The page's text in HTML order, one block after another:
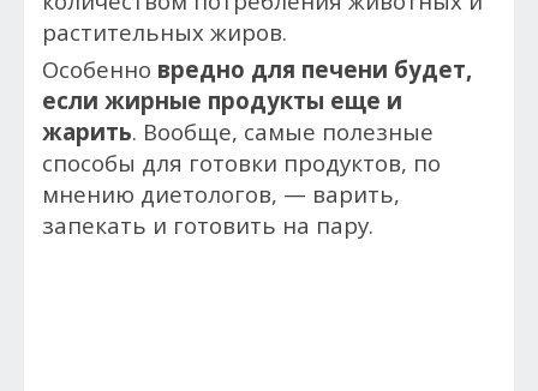
растительных жиров.
Особенно вредно для печени будет,
если жирные продукты еще и
жарить. Вообще, самые полезные
способы для готовки продуктов, по
мнению диетологов, — варить,
запекать и готовить на пару.